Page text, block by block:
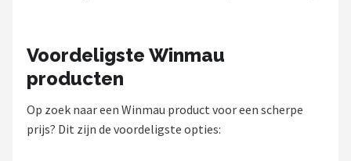
Voordeligste Winmau
producten
Op zoek naar een Winmau product voor een scherpe
prijs? Dit zijn de voordeligste opties: